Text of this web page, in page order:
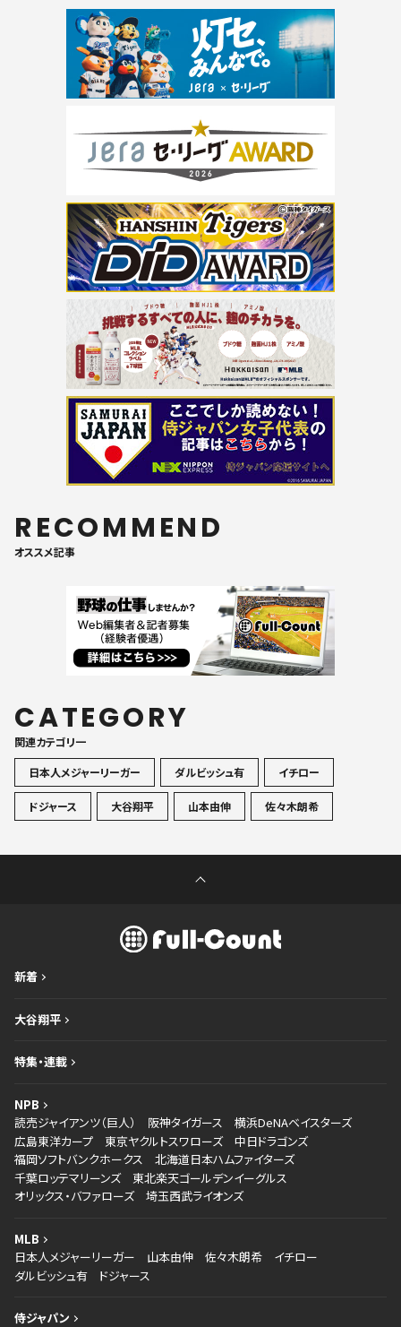
RECOMMEND
オススメ記事
CATEGORY
関連カテゴリ一
日本人メジャーリーガー
ダルビッシュ有 イチロー
ドジャース 大谷翔平 山本由伸 佐々木朗希
新着
大谷翔平
特集・連載
NPB
読売ジャイアンツ（巨人）
阪神タイガース
横浜DeNAベイスターズ
広島東洋カープ
東京ヤクルトスワローズ
中日ドラゴンズ
福岡ソフトバンクホークス
北海道日本ハムファイターズ
千葉ロッテマリーンズ
東北楽天ゴールデンイーグルス
オリックス・バファローズ
埼玉西武ライオンズ
MLB
日本人メジャーリーガー
山本由伸 佐々木朗希
イチロー
ダルビッシュ有
ドジャース
侍ジャパン